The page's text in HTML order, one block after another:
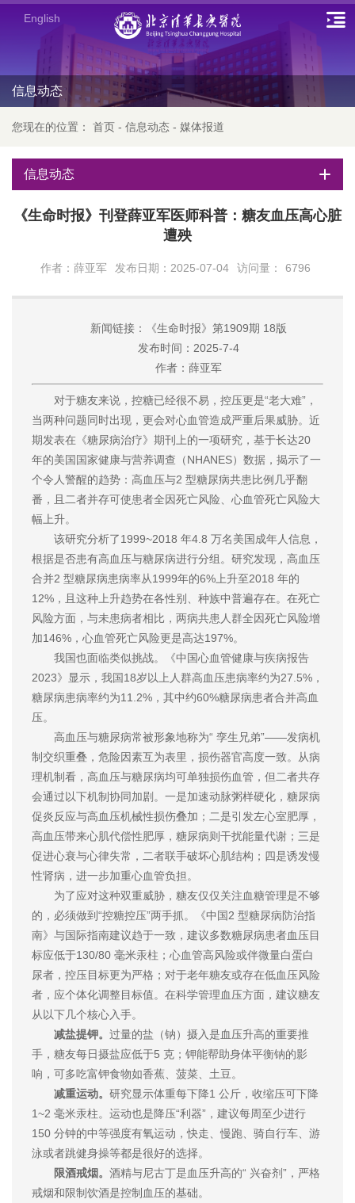
English
信息动态
您现在的位置： 首页 - 信息动态 - 媒体报道
信息动态
《生命时报》刊登薛亚军医师科普：糖友血压高心脏
遭殃
作者：薛亚军 发布日期：2025-07-04 访问量： 6796
新闻链接：《生命时报》第1909期 18版
发布时间：2025-7-4
作者：薛亚军
对于糖友来说，控糖已经很不易，控压更是“老大难”，
当两种问题同时出现，更会对心血管造成严重后果威胁。近
期发表在《糖尿病治疗》期刊上的一项研究，基于长达20
年的美国国家健康与营养调查（NHANES）数据，揭示了一
个令人警醒的趋势：高血压与2 型糖尿病共患比例几乎翻
番，且二者并存可使患者全因死亡风险、心血管死亡风险大
幅上升。
该研究分析了1999~2018 年4.8 万名美国成年人信息，
根据是否患有高血压与糖尿病进行分组。研究发现，高血压
合并2 型糖尿病患病率从1999年的6%上升至2018 年的
12%，且这种上升趋势在各性别、种族中普遍存在。在死亡
风险方面，与未患病者相比，两病共患人群全因死亡风险增
加146%，心血管死亡风险更是高达197%。
我国也面临类似挑战。《中国心血管健康与疾病报告
2023》显示，我国18岁以上人群高血压患病率约为27.5%，
糖尿病患病率约为11.2%，其中约60%糖尿病患者合并高血
压。
高血压与糖尿病常被形象地称为“ 孪生兄弟”——发病机
制交织重叠，危险因素互为表里，损伤器官高度一致。从病
理机制看，高血压与糖尿病均可单独损伤血管，但二者共存
会通过以下机制协同加剧。一是加速动脉粥样硬化，糖尿病
促炎反应与高血压机械性损伤叠加；二是引发左心室肥厚，
高血压带来心肌代偿性肥厚，糖尿病则干扰能量代谢；三是
促进心衰与心律失常，二者联手破坏心肌结构；四是诱发慢
性肾病，进一步加重心血管负担。
为了应对这种双重威胁，糖友仅仅关注血糖管理是不够
的，必须做到“控糖控压”两手抓。《中国2 型糖尿病防治指
南》与国际指南建议趋于一致，建议多数糖尿病患者血压目
标应低于130/80 毫米汞柱；心血管高风险或伴微量白蛋白
尿者，控压目标更为严格；对于老年糖友或存在低血压风险
者，应个体化调整目标值。在科学管理血压方面，建议糖友
从以下几个核心入手。
减盐提钾。 过量的盐（钠）摄入是血压升高的重要推
手，糖友每日摄盐应低于5 克；钾能帮助身体平衡钠的影
响，可多吃富钾食物如香蕉、菠菜、土豆。
减重运动。 研究显示体重每下降1 公斤，收缩压可下降
1~2 毫米汞柱。运动也是降压“利器”，建议每周至少进行
150 分钟的中等强度有氧运动，快走、慢跑、骑自行车、游
泳或者跳健身操等都是很好的选择。
限酒戒烟。 酒精与尼古丁是血压升高的“ 兴奋剂”，严格
戒烟和限制饮酒是控制血压的基础。